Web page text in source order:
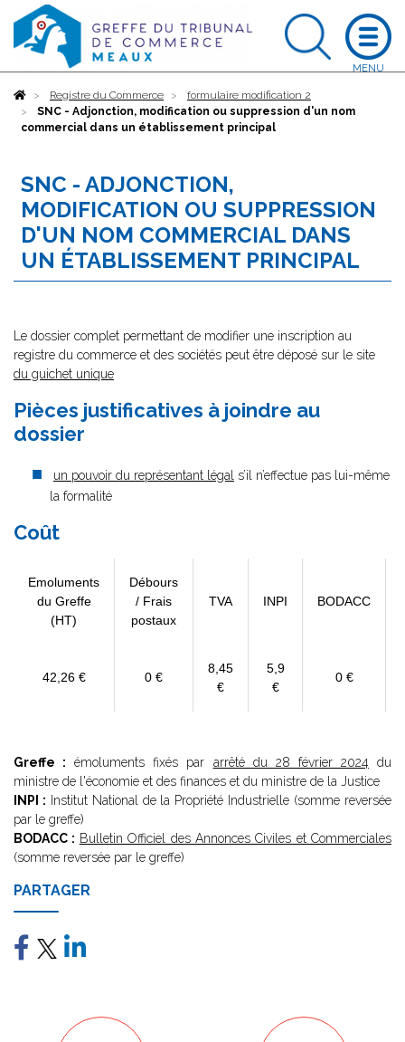
AccueilRegistre du Commerce
formulaire modification 2
SNC - Adjonction, modification ou suppression d'un nom
commercial dans un établissement principal
SNC - ADJONCTION,
MODIFICATION OU SUPPRESSION
D'UN NOM COMMERCIAL DANS
UN ÉTABLISSEMENT PRINCIPAL
Le dossier complet permettant de modifier une inscription au
registre du commerce et des sociétés peut être déposé sur le site
du guichet unique
Pièces justificatives à joindre au
dossier
un pouvoir du représentant légal s’il n’effectue pas lui-même
la formalité
Coût
Emoluments
du Greffe
(HT)
Débours
/ Frais
postaux
TVA INPI BODACC
42,26 € 0 €
8,45
€
5,9
€
0 €
Greffe : émoluments fixés par arrêté du 28 février 2024 du
ministre de l'économie et des finances et du ministre de la Justice
INPI : Institut National de la Propriété Industrielle (somme reversée
par le greffe)
BODACC : Bulletin Officiel des Annonces Civiles et Commerciales
(somme reversée par le greffe)
PARTAGER